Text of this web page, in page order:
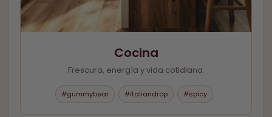
Cocina
Frescura, energía y vida cotidiana.
#gummybear #italiandrop #spicy